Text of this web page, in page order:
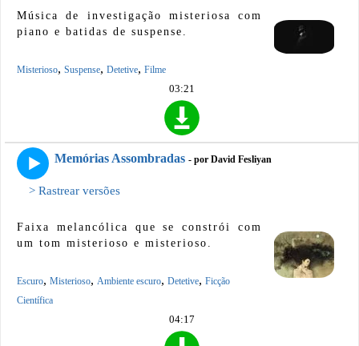
Música de investigação misteriosa com
piano e batidas de suspense.
Misterioso, Suspense, Detetive, Filme
03:21
Memórias Assombradas - por David Fesliyan
> Rastrear versões
Faixa melancólica que se constrói com
um tom misterioso e misterioso.
Escuro, Misterioso, Ambiente escuro, Detetive, Ficção
Científica
04:17